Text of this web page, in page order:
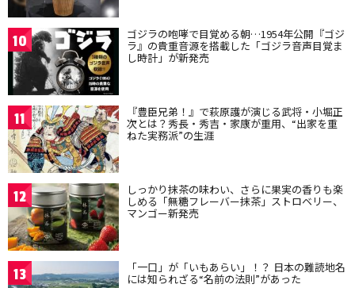
10 ゴジラの咆哮で目覚める朝…1954年公開『ゴジ
ラ』の貴重音源を搭載した「ゴジラ音声目覚ま
し時計」が新発売
11 『豊臣兄弟！』で萩原護が演じる武将・小堀正
次とは？秀長・秀吉・家康が重用、“出家を重
ねた実務派”の生涯
12 しっかり抹茶の味わい、さらに果実の香りも楽
しめる「無糖フレーバー抹茶」ストロベリー、
マンゴー新発売
13 「一口」が「いもあらい」！？ 日本の難読地名
には知られざる“名前の法則”があった